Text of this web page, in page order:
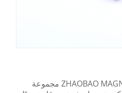
كمصنع، تقدم ZHAOBAO MAGNET GROUP مجموعة